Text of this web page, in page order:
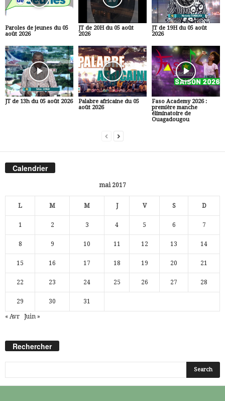
Paroles de jeunes du 05
août 2026
JT de 20H du 05 août
2026
JT de 19H du 05 août
2026
JT de 13h du 05 août 2026
Palabre africaine du 05
août 2026
Faso Academy 2026 :
première manche
éliminatoire de
Ouagadougou
Calendrier
mai 2017
L M M J V S D
1 2 3 4 5 6 7
8 9 10 11 12 13 14
15 16 17 18 19 20 21
22 23 24 25 26 27 28
29 30 31
« Avr Juin »
Rechercher